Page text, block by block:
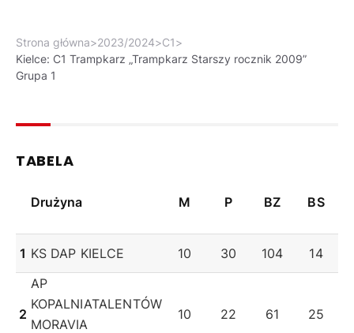
Strona główna>2023/2024>C1>
Kielce: C1 Trampkarz „Trampkarz Starszy rocznik 2009”
Grupa 1
TABELA
Drużyna M P BZ BS
1 KS DAP KIELCE 10 30 104 14
2
AP
KOPALNIATALENTÓW
MORAVIA
10 22 61 25